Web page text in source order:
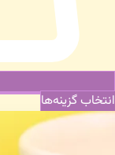
انتخاب گزینه‌ها